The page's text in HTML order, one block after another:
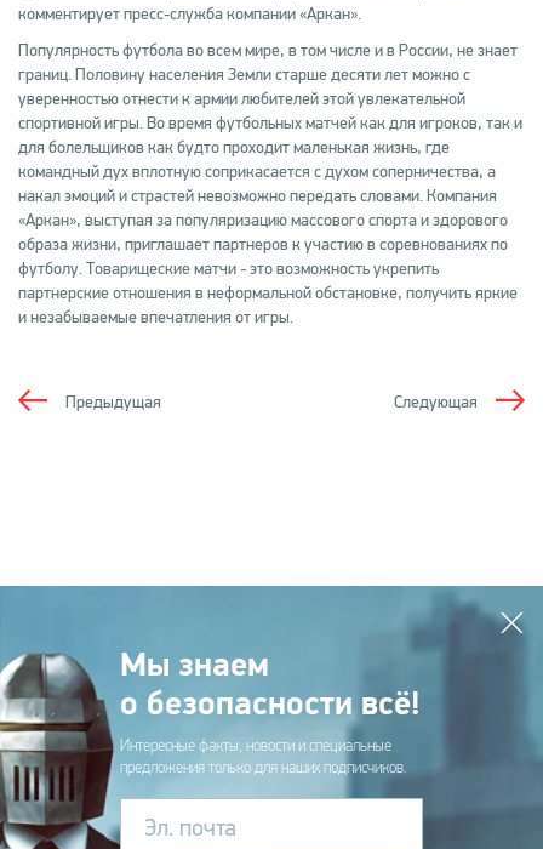
комментирует пресс-служба компании «Аркан».
Популярность футбола во всем мире, в том числе и в России, не знает
границ. Половину населения Земли старше десяти лет можно с
уверенностью отнести к армии любителей этой увлекательной
спортивной игры. Во время футбольных матчей как для игроков, так и
для болельщиков как будто проходит маленькая жизнь, где
командный дух вплотную соприкасается с духом соперничества, а
накал эмоций и страстей невозможно передать словами. Компания
«Аркан», выступая за популяризацию массового спорта и здорового
образа жизни, приглашает партнеров к участию в соревнованиях по
футболу. Товарищеские матчи - это возможность укрепить
партнерские отношения в неформальной обстановке, получить яркие
и незабываемые впечатления от игры.
Следующая
Предыдущая
Мы знаем
о безопасности всё!
Интересные факты, новости и специальные
предложения только для наших подписчиков.
Эл. почта